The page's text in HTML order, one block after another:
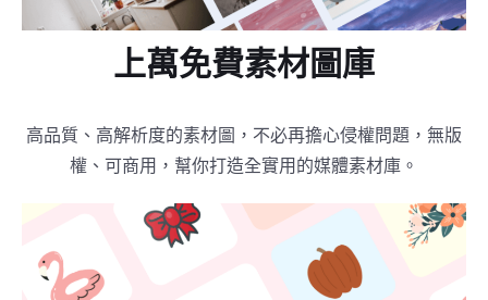
上萬免費素材圖庫
高品質、高解析度的素材圖，不必再擔心侵權問題，無版
權、可商用，幫你打造全實用的媒體素材庫。